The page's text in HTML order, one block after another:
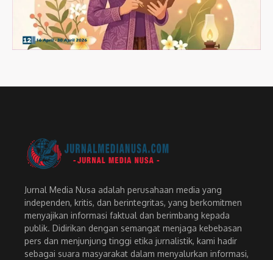
Jurnal Media Nusa adalah perusahaan media yang
independen, kritis, dan berintegritas, yang berkomitmen
menyajikan informasi faktual dan berimbang kepada
publik. Didirikan dengan semangat menjaga kebebasan
pers dan menjunjung tinggi etika jurnalistik, kami hadir
sebagai suara masyarakat dalam menyalurkan informasi,